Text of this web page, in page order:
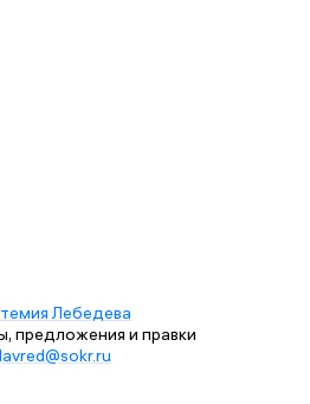
Лебедева
предложения и правки